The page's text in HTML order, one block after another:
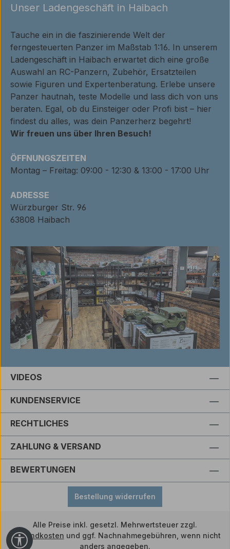
Unser Ladengeschäft in Haibach
Tauche ein in die faszinierende Welt der
ferngesteuerten Panzer im Maßstab 1:16. In unserem
Ladengeschäft in Haibach erwartet dich eine große
Auswahl an RC-Panzern, Zubehör, Ersatzteilen
sowie Figuren und Expertenberatung. Erlebe unsere
Panzer hautnah, teste Modelle und lass dich von uns
beraten. Egal, ob du Einsteiger oder Profi bist – hier
findest du alles, was dein Panzerherz begehrt!
Wir freuen uns über Ihren Besuch!
ÖFFNUNGSZEITEN
Montag – Freitag: 09:00 - 12:30 & 13:00 - 17:00 Uhr
ADRESSE
Würzburger Str. 96
63808 Haibach
VIDEOS
KUNDENSERVICE
RECHTLICHES
ZAHLUNG & VERSAND
BEWERTUNGEN
Bestellung widerrufen
Alle Preise inkl. gesetzl. Mehrwertsteuer zzgl.
Versandkosten und ggf. Nachnahmegebühren, wenn nicht
anders angegeben.
Werkzeugleiste anzeigen